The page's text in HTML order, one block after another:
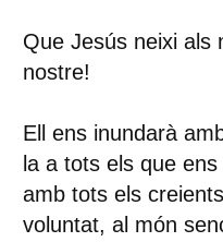
Que Jesús neixi als
nostre!
Ell ens inundarà
la a tots els que
amb tots els
voluntat, al món